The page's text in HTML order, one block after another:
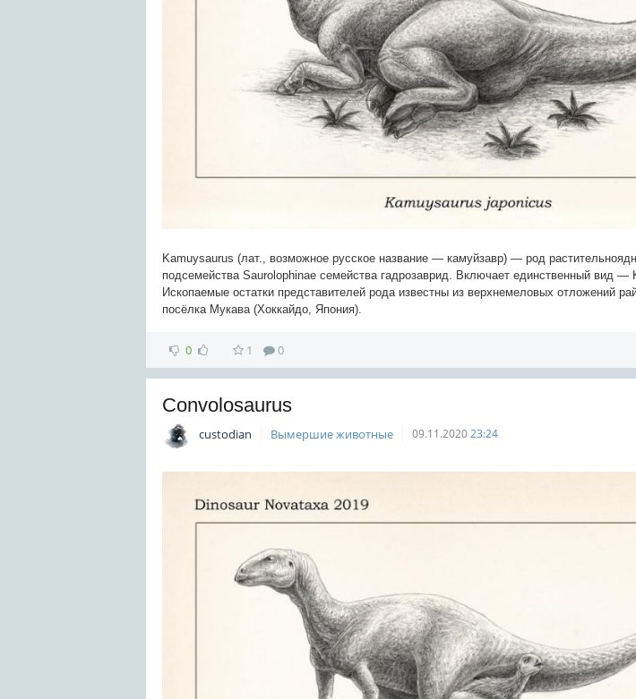
Kamuysaurus (лат., возможное русское название — камуйзавр) — род
подсемейства Saurolophinae семейства гадрозаврид. Включает единственный вид —
Ископаемые остатки представителей рода известны из верхнемеловых отложений
посёлка Мукава (Хоккайдо, Япония).
0 1 0
Convolosaurus
custodian Вымершие животные 09.11.202023:24